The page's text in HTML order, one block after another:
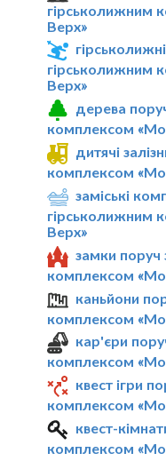
гірськолижним
Верх»
гірськолижним
Верх»
дерева
комплексом
дитячі
комплексом
заміські
гірськолижним
Верх»
замки поруч
комплексом
каньйони
комплексом
кар'єри
комплексом
квест ігри
комплексом
квест-
комплексом